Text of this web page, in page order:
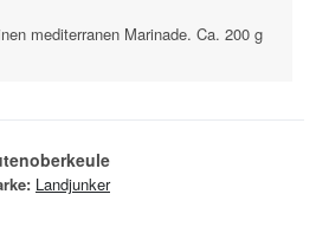
mediterranen Marinade. Ca. 200 g
Landjunker